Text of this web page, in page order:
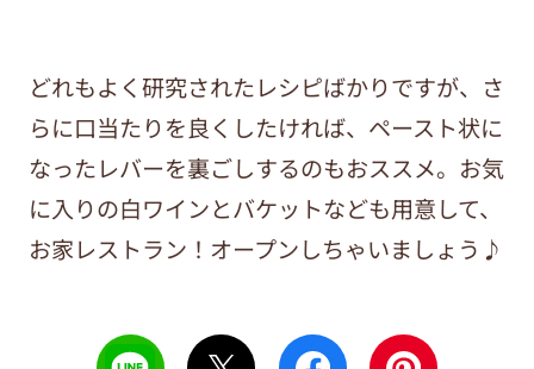
どれもよく研究されたレシピばかりですが、さ
らに口当たりを良くしたければ、ペースト状に
なったレバーを裏ごしするのもおススメ。お気
に入りの白ワインとバケットなども用意して、
お家レストラン！オープンしちゃいましょう♪